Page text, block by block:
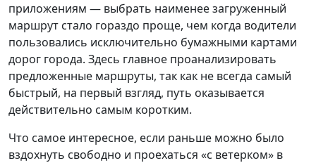
приложениям — выбрать наименее загруженный
маршрут стало гораздо проще, чем когда водители
пользовались исключительно бумажными картами
дорог города. Здесь главное проанализировать
предложенные маршруты, так как не всегда самый
быстрый, на первый взгляд, путь оказывается
действительно самым коротким.
Что самое интересное, если раньше можно было
вздохнуть свободно и проехаться «с ветерком» в